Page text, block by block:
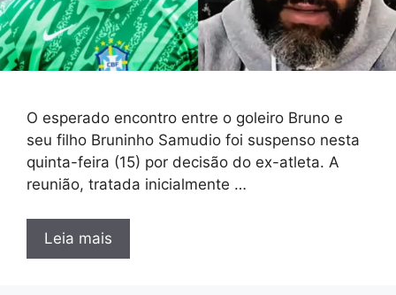
O esperado encontro entre o goleiro Bruno e
seu filho Bruninho Samudio foi suspenso nesta
quinta-feira (15) por decisão do ex-atleta. A
reunião, tratada inicialmente …
Leia mais